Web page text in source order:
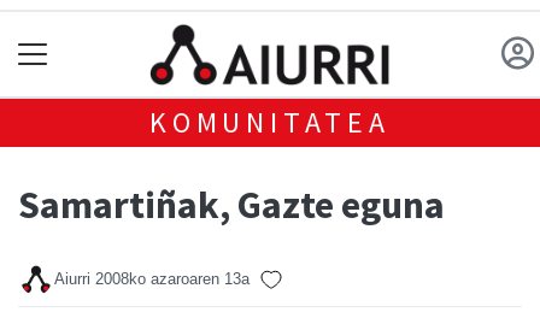
KOMUNITATEA
Samartiñak, Gazte eguna
Aiurri 2008ko azaroaren 13a